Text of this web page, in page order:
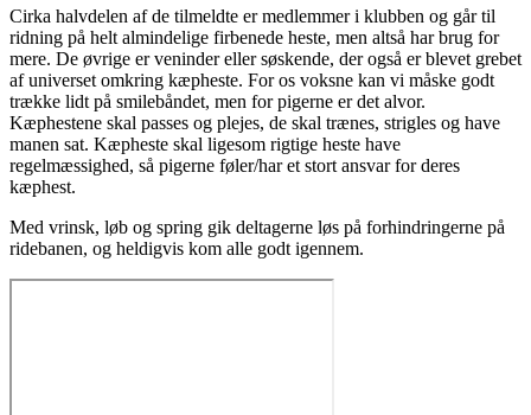
Cirka halvdelen af de tilmeldte er medlemmer i klubben og går til
ridning på helt almindelige firbenede heste, men altså har brug for
mere. De øvrige er veninder eller søskende, der også er blevet grebet
af universet omkring kæpheste. For os voksne kan vi måske godt
trække lidt på smilebåndet, men for pigerne er det alvor.
Kæphestene skal passes og plejes, de skal trænes, strigles og have
manen sat. Kæpheste skal ligesom rigtige heste have
regelmæssighed, så pigerne føler/har et stort ansvar for deres
kæphest.
Med vrinsk, løb og spring gik deltagerne løs på forhindringerne på
ridebanen, og heldigvis kom alle godt igennem.